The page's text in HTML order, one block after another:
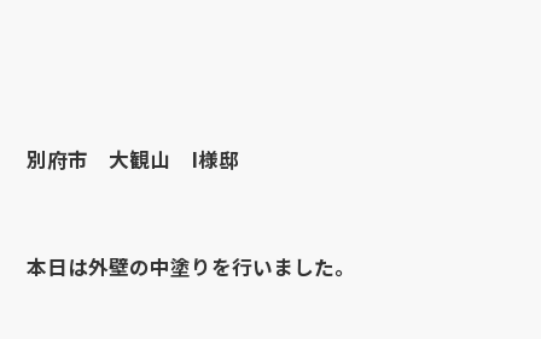
別府市 大観山 I様邸
本日は外壁の中塗りを行いました。